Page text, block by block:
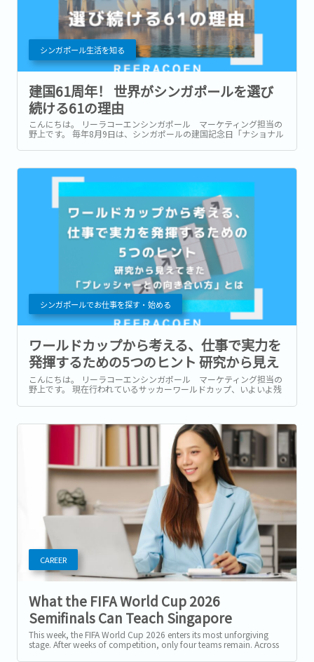
シンガポール生活を知る
建国61周年！ 世界がシンガポールを選び
続ける61の理由
こんにちは。 リーラコーエンシンガポール マーケティング担当の
野上です。 毎年8月9日は、シンガポールの建国記念日「ナショナル
61周年を迎えます。...
シンガポールでお仕事を探す・始める
ワールドカップから考える、仕事で実力を
発揮するための5つのヒント 研究から見え
てきた「プレッシャーとの向き合い方」と
は
こんにちは。 リーラコーエンシンガポール マーケティング担当の
野上です。 現在行われているサッカーワールドカップ、いよいよ残
勝の結果が出ている頃。...
CAREER
What the FIFA World Cup 2026
Semifinals Can Teach Singapore
Professionals About Performing Under
Pressure
This week, the FIFA World Cup 2026 enters its most unforgiving
stage. After weeks of competition, only four teams remain. Across
a 104-match...